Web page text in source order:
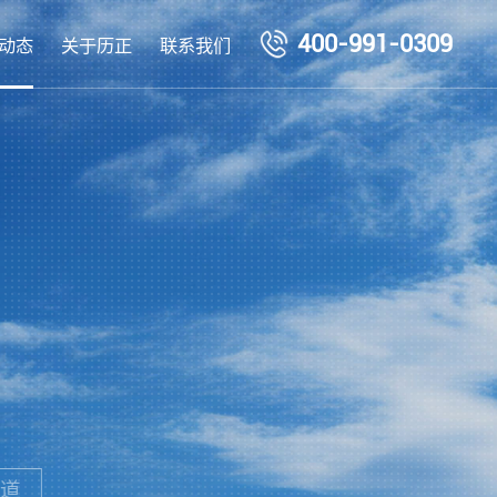
态 关于历正 联系我们 400-991-0309